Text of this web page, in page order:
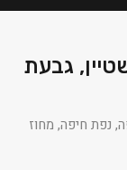
גבעת
נפת חיפה, מחוז